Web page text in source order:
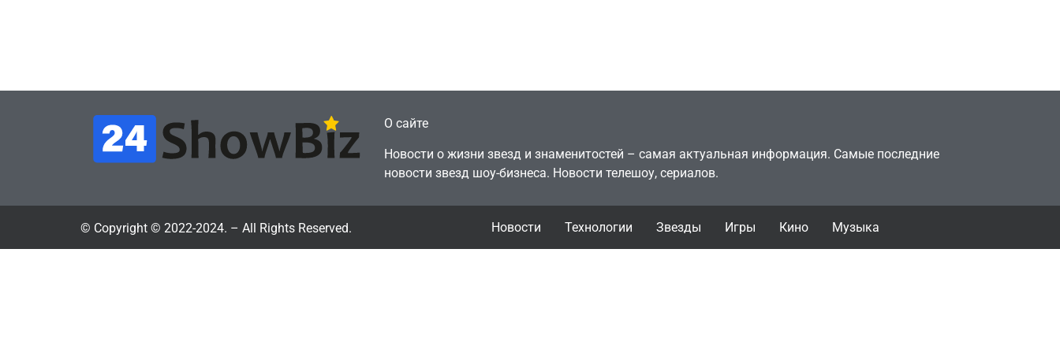
О сайте
Новости о жизни звезд и знаменитостей – самая актуальная информация. Самые последние
новости звезд шоу-бизнеса. Новости телешоу, сериалов.
© Copyright © 2022-2024. – All Rights Reserved. Новости Технологии Звезды Игры Кино Музыка